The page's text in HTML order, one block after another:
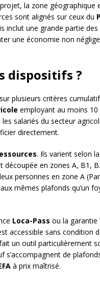
la zone géographique
sont alignés sur ceux du
inclut une grande partie
une économie non
dispositifs ?
plusieurs critères
employant au moins 10
salariés du secteur
directement.
. Ils varient selon
en zones A, B1,
personnes en zone A
mêmes plafonds qu’un
Loca-Pass ou la garantie
accessible sans condition
un outil particulièrement
s’accompagnent de
à prix maîtrisé.